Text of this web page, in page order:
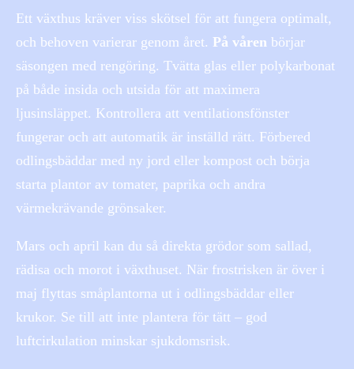
Ett växthus kräver viss skötsel för att fungera optimalt,
och behoven varierar genom året. På våren börjar
säsongen med rengöring. Tvätta glas eller polykarbonat
på både insida och utsida för att maximera
ljusinsläppet. Kontrollera att ventilationsfönster
fungerar och att automatik är inställd rätt. Förbered
odlingsbäddar med ny jord eller kompost och börja
starta plantor av tomater, paprika och andra
värmekrävande grönsaker.
Mars och april kan du så direkta grödor som sallad,
rädisa och morot i växthuset. När frostrisken är över i
maj flyttas småplantorna ut i odlingsbäddar eller
krukor. Se till att inte plantera för tätt – god
luftcirkulation minskar sjukdomsrisk.